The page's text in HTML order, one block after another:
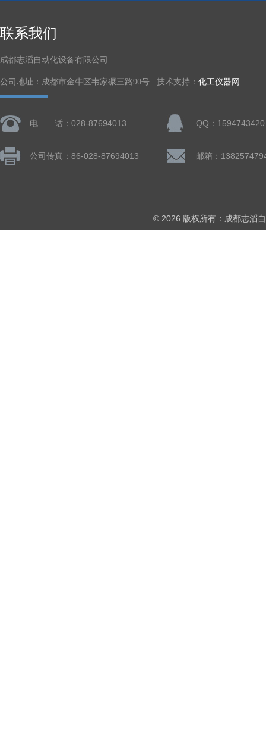
联系我们
成都志滔自动化设备有限公司
公司地址：成都市金牛区韦家碾三路90号 技术支持： 化工仪器网
电 话：028-87694013 QQ：1594743420
公司传真：86-028-87694013
© 2026 版权所有：成都志滔